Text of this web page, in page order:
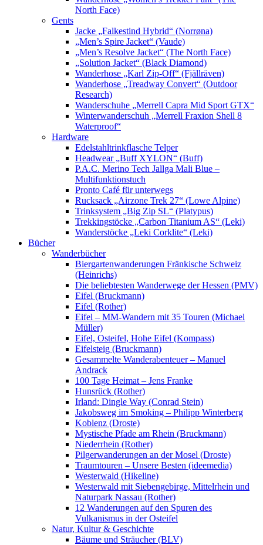
North Face)
Gents
Jacke „Falkestind Hybrid“ (Norrøna)
„Men’s Spire Jacket“ (Vaude)
„Men’s Resolve Jacket“ (The North Face)
„Solution Jacket“ (Black Diamond)
Wanderhose „Karl Zip-Off“ (Fjällräven)
Wanderhose „Treadway Convert“ (Outdoor
Research)
Wanderschuhe „Merrell Capra Mid Sport GTX“
Winterwanderschuh „Merrell Fraxion Shell 8
Waterproof“
Hardware
Edelstahltrinkflasche Telper
Headwear „Buff XYLON“ (Buff)
P.A.C. Merino Tech Jallga Mali Blue –
Multifunktionstuch
Pronto Café für unterwegs
Rucksack „Airzone Trek 27“ (Lowe Alpine)
Trinksystem „Big Zip SL“ (Platypus)
Trekkingstöcke „Carbon Titanium AS“ (Leki)
Wanderstöcke „Leki Corklite“ (Leki)
Bücher
Wanderbücher
Biergartenwanderungen Fränkische Schweiz
(Heinrichs)
Die beliebtesten Wanderwege der Hessen (PMV)
Eifel (Bruckmann)
Eifel (Rother)
Eifel – MM-Wandern mit 35 Touren (Michael
Müller)
Eifel, Osteifel, Hohe Eifel (Kompass)
Eifelsteig (Bruckmann)
Gesammelte Wanderabenteuer – Manuel
Andrack
100 Tage Heimat – Jens Franke
Hunsrück (Rother)
Irland: Dingle Way (Conrad Stein)
Jakobsweg im Smoking – Philipp Winterberg
Koblenz (Droste)
Mystische Pfade am Rhein (Bruckmann)
Niederrhein (Rother)
Pilgerwanderungen an der Mosel (Droste)
Traumtouren – Unsere Besten (ideemedia)
Westerwald (Hikeline)
Westerwald mit Siebengebirge, Mittelrhein und
Naturpark Nassau (Rother)
12 Wanderungen auf den Spuren des
Vulkanismus in der Osteifel
Natur, Kultur & Geschichte
Bäume und Sträucher (BLV)